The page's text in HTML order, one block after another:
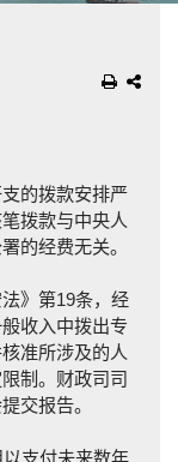
的拨款安排严
拨款与中央人
的经费无关。
》第19条，经
收入中拨出专
准所涉及的人
制。财政司司
交报告。
支付未来数年